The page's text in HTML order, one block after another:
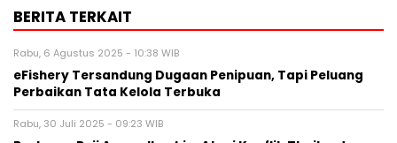
BERITA TERKAIT
Rabu, 6 Agustus 2025 - 10:38 WIB
eFishery Tersandung Dugaan Penipuan, Tapi Peluang
Perbaikan Tata Kelola Terbuka
Rabu, 30 Juli 2025 - 09:23 WIB